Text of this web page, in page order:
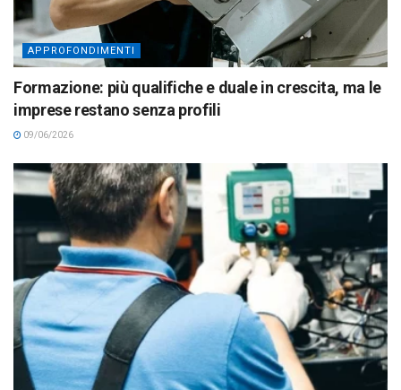
APPROFONDIMENTI
Formazione: più qualifiche e duale in crescita, ma le
imprese restano senza profili
09/06/2026